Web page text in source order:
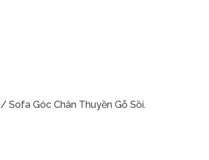
/ Sofa Góc Chân Thuyền Gỗ Sồi.